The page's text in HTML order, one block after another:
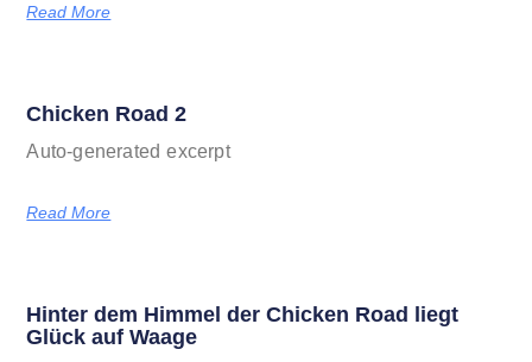
Read More
Chicken Road 2
Auto-generated excerpt
Read More
Hinter dem Himmel der Chicken Road liegt
Glück auf Waage